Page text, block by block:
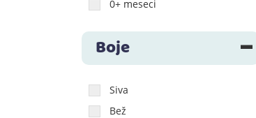
0+ meseci
Boje
Siva
Bež